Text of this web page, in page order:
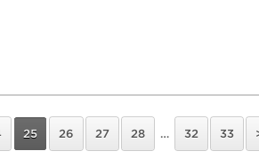
25 26 27 28 … 32 33